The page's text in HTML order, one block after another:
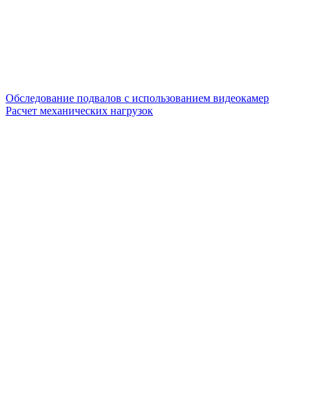
Обследование подвалов с использованием видеокамер
Расчет механических нагрузок